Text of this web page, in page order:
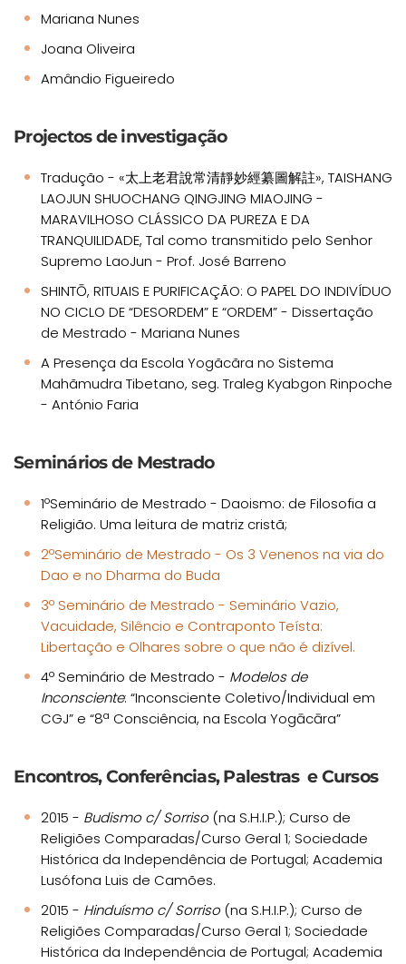
Mariana Nunes
Joana Oliveira
Amândio Figueiredo
Projectos de investigação
Tradução - «太上老君說常清靜妙經纂圖解註», TAISHANG
LAOJUN SHUOCHANG QINGJING MIAOJING -
MARAVILHOSO CLÁSSICO DA PUREZA E DA
TRANQUILIDADE, Tal como transmitido pelo Senhor
Supremo LaoJun - Prof. José Barreno
SHINTŌ, RITUAIS E PURIFICAÇÃO: O PAPEL DO INDIVÍDUO
NO CICLO DE “DESORDEM” E “ORDEM” - Dissertação
de Mestrado - Mariana Nunes
A Presença da Escola Yogãcãra no Sistema
Mahãmudra Tibetano, seg. Traleg Kyabgon Rinpoche
- António Faria
Seminários de Mestrado
1ºSeminário de Mestrado - Daoismo: de Filosofia a
Religião. Uma leitura de matriz cristã;
2ºSeminário de Mestrado - Os 3 Venenos na via do
Dao e no Dharma do Buda
3º Seminário de Mestrado - Seminário Vazio,
Vacuidade, Silêncio e Contraponto Teísta:
Libertação e Olhares sobre o que não é dizível.
4º Seminário de Mestrado - Modelos de
Inconsciente: “Inconsciente Coletivo/Individual em
CGJ” e “8ª Consciência, na Escola Yogācāra”
Encontros, Conferências, Palestras e Cursos
2015 - Budismo c/ Sorriso (na S.H.I.P.); Curso de
Religiões Comparadas/Curso Geral 1; Sociedade
Histórica da Independência de Portugal; Academia
Lusófona Luis de Camões.
2015 - Hinduísmo c/ Sorriso (na S.H.I.P.); Curso de
Religiões Comparadas/Curso Geral 1; Sociedade
Histórica da Independência de Portugal; Academia